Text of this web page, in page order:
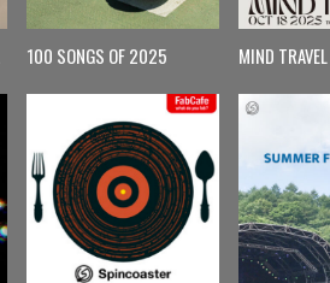
100 SONGS OF 2025 MIND TRAVEL